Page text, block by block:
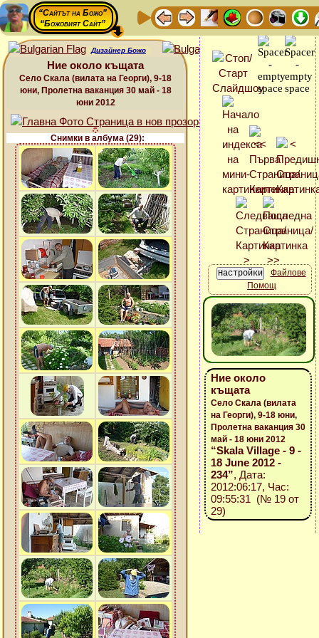
“Сайтът на Божо”
“Божовият Сайт”
Дизайнер Божо
Ние около къщата
Село Скала (вилата на Георги), 9-18
юни, Пролетна ваканция 30 май - 18
юни 2012
Снимки в албума (29):
Файлове
Помощ
Ние около
къщата
Село Скала (вилата
на Георги), 9-18 юни,
Пролетна ваканция 30
май - 18 юни 2012
“Skala Village - 9 -
18 June 2012 -
234”, Дата:
2012:06:17, Час:
09:55:31 (№ 19 от
29)